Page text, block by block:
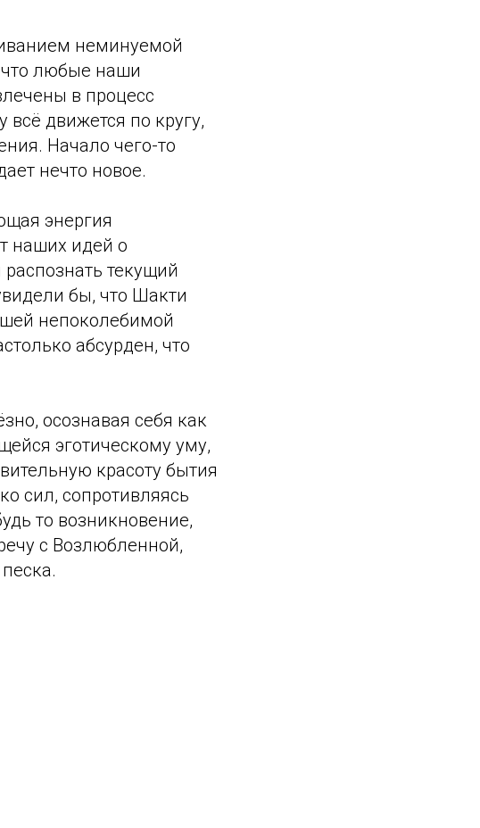
неминуемой
что любые наши
в процесс
движется по кругу,
Начало чего-то
нечто новое.
энергия
наших идей о
текущий
бы, что Шакти
непоколебимой
абсурден, что
осознавая себя как
эготическому уму,
красоту бытия
сил, сопротивляясь
то возникновение,
с Возлюбленной,